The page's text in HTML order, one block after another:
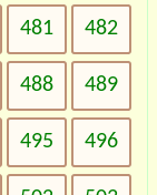
481 482
488 489
495 496